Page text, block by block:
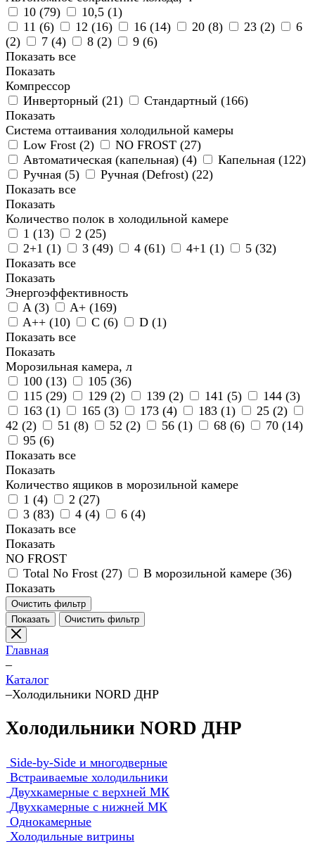
10 (79) 10,5 (1)
11 (6) 12 (16) 16 (14) 20 (8) 23 (2)
6
(2) 7 (4) 8 (2) 9 (6)
Показать все
Показать
Компрессор
Инверторный (21) Стандартный (166)
Показать
Система оттаивания холодильной камеры
Low Frost (2) NO FROST (27)
Автоматическая (капельная) (4) Капельная (122)
Ручная (5) Ручная (Defrost) (22)
Показать все
Показать
Количество полок в холодильной камере
1 (13) 2 (25)
2+1 (1) 3 (49) 4 (61) 4+1 (1) 5 (32)
Показать все
Показать
Энергоэффективность
A (3) A+ (169)
A++ (10) C (6) D (1)
Показать все
Показать
Морозильная камера, л
100 (13) 105 (36)
115 (29) 129 (2) 139 (2) 141 (5) 144 (3)
163 (1) 165 (3) 173 (4) 183 (1) 25 (2)
42 (2) 51 (8) 52 (2) 56 (1) 68 (6) 70 (14)
95 (6)
Показать все
Показать
Количество ящиков в морозильной камере
1 (4) 2 (27)
3 (83) 4 (4) 6 (4)
Показать все
Показать
NO FROST
Total No Frost (27) В морозильной камере (36)
Показать
Очистить фильтр
Показать
Очистить фильтр
Главная
–
Каталог
–Холодильники NORD ДНР
Холодильники NORD ДНР
Side-by-Side и многодверные
Встраиваемые холодильники
Двухкамерные с верхней МК
Двухкамерные с нижней МК
Однокамерные
Холодильные витрины